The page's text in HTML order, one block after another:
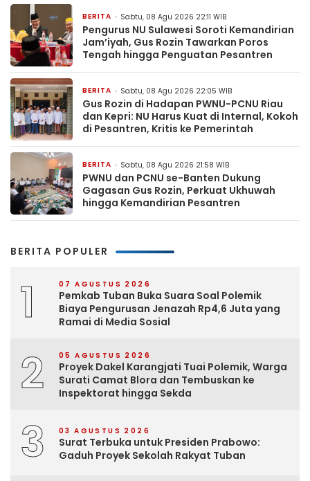
BERITA Sabtu, 08 Agu 2026 22:11 WIB
Pengurus NU Sulawesi Soroti Kemandirian
Jam’iyah, Gus Rozin Tawarkan Poros
Tengah hingga Penguatan Pesantren
BERITA Sabtu, 08 Agu 2026 22:05 WIB
Gus Rozin di Hadapan PWNU-PCNU Riau
dan Kepri: NU Harus Kuat di Internal, Kokoh
di Pesantren, Kritis ke Pemerintah
BERITA Sabtu, 08 Agu 2026 21:58 WIB
PWNU dan PCNU se-Banten Dukung
Gagasan Gus Rozin, Perkuat Ukhuwah
hingga Kemandirian Pesantren
BERITA POPULER
1 07 AGUSTUS 2026
Pemkab Tuban Buka Suara Soal Polemik
Biaya Pengurusan Jenazah Rp4,6 Juta yang
Ramai di Media Sosial
2 05 AGUSTUS 2026
Proyek Dakel Karangjati Tuai Polemik, Warga
Surati Camat Blora dan Tembuskan ke
Inspektorat hingga Sekda
3 03 AGUSTUS 2026
Surat Terbuka untuk Presiden Prabowo:
Gaduh Proyek Sekolah Rakyat Tuban